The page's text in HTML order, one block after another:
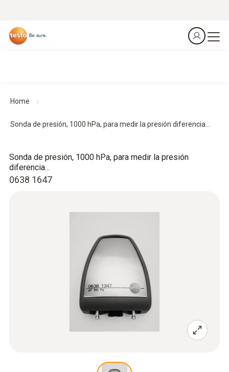
Home
Sonda de presión, 1000 hPa, para medir la presión diferencia...
0638 1647
Sonda de presión, 1000 hPa, para medir la presión
diferencia...